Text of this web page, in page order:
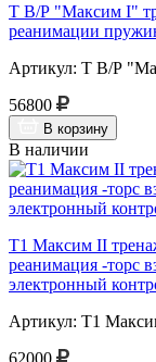
Т В/Р "Максим I"
реанимации
Артикул: Т В/Р
56800
В корзину
В наличии
Т1 Максим II
реанимация -торс
электронный
Артикул: Т1
62000